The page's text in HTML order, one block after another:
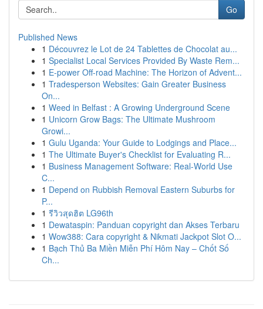
Go
Published News
1 Découvrez le Lot de 24 Tablettes de Chocolat au...
1 Specialist Local Services Provided By Waste Rem...
1 E-power Off-road Machine: The Horizon of Advent...
1 Tradesperson Websites: Gain Greater Business
On...
1 Weed in Belfast : A Growing Underground Scene
1 Unicorn Grow Bags: The Ultimate Mushroom
Growi...
1 Gulu Uganda: Your Guide to Lodgings and Place...
1 The Ultimate Buyer's Checklist for Evaluating R...
1 Business Management Software: Real-World Use
C...
1 Depend on Rubbish Removal Eastern Suburbs for
P...
1 รีวิวสุดฮิต LG96th
1 Dewataspin: Panduan copyright dan Akses Terbaru
1 Wow388: Cara copyright & Nikmati Jackpot Slot O...
1 Bạch Thủ Ba Miền Miễn Phí Hôm Nay – Chốt Số
Ch...